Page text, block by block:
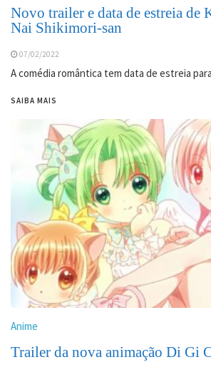
Novo trailer e data de estreia de
Nai Shikimori-san
07/02/2022
A comédia romântica tem data de estreia
SAIBA MAIS
Anime
Trailer da nova animação Di Gi